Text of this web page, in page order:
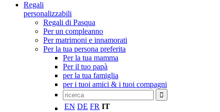
Regali
personalizzabili
Regali di Pasqua
Per un compleanno
Per matrimoni e innamorati
Per la tua persona preferita
Per la tua mamma
Per il tuo papà
per la tua famiglia
per i tuoi amici & i tuoi compagni
EN DE FR IT